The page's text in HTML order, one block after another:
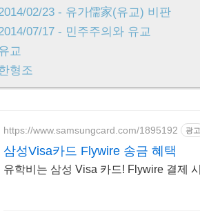
02/23 - 유가儒家(유교) 비판
07/17 - 민주주의와 유교
교
형조
https://www.samsungcard.com/1895192 광고
삼성Visa카드 Flywire 송금 혜택
유학비는 삼성 Visa 카드! Flywire 결제